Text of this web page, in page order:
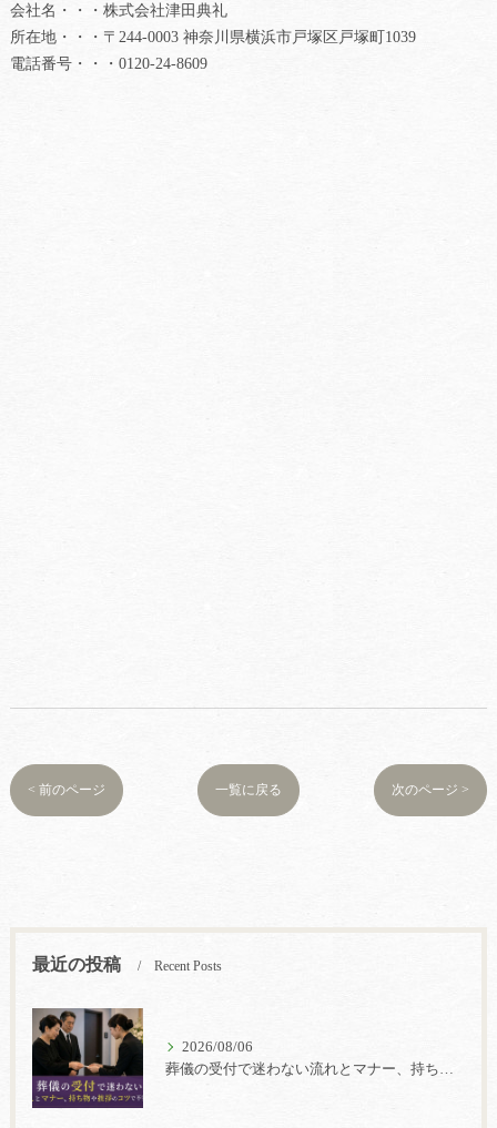
会社名・・・株式会社津田典礼
所在地・・・〒244-0003 神奈川県横浜市戸塚区戸塚町1039
電話番号・・・0120-24-8609
< 前のページ 一覧に戻る 次のページ >
最近の投稿 Recent Posts
2026/08/06